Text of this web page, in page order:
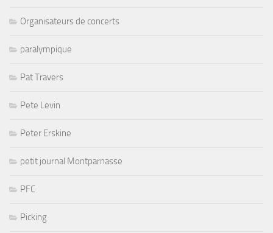
Organisateurs de concerts
paralympique
Pat Travers
Pete Levin
Peter Erskine
petit journal Montparnasse
PFC
Picking